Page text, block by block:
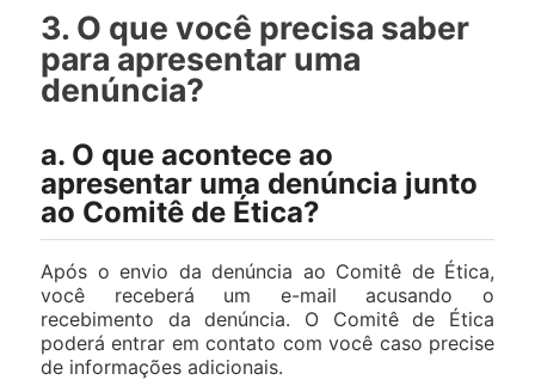
3. O que você precisa saber
para apresentar uma
denúncia?
a. O que acontece ao
apresentar uma denúncia junto
ao Comitê de Ética?
Após o envio da denúncia ao Comitê de Ética,
você receberá um e-mail acusando o
recebimento da denúncia. O Comitê de Ética
poderá entrar em contato com você caso precise
de informações adicionais.